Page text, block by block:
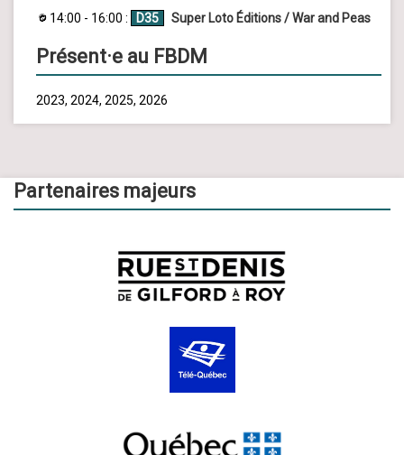
14:00 - 16:00 : D35 Super Loto Éditions / War and Peas
Présent·e au FBDM
2023, 2024, 2025, 2026
Partenaires majeurs